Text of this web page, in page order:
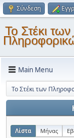
Σύνδεση
Το Στέκι των
Main Menu
Το Στέκι των
Λίστα Μήνας